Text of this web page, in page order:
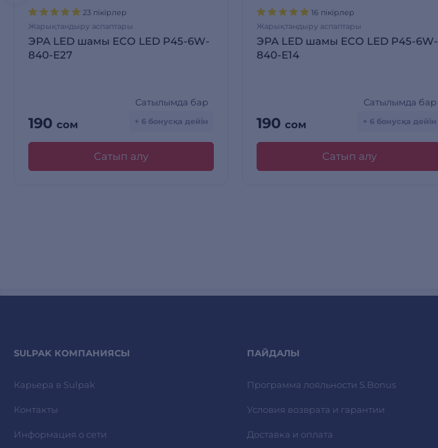
23 пікірлер
Жарықтандыру аспаптары
ЭРА LED шамы ECO LED Р45-6W-
840-E27
190 сом
Сатылымда бар
+ 6 бонусқа дейін
Сатып алу
16 пікірлер
Жарықтандыру аспаптары
ЭРА LED шамы ECO LED Р45-6W-
840-E14
190 сом
Сатылымда бар
+ 6 бонусқа дейін
Сатып алу
SULPAK КОМПАНИЯСЫ
Карьера в Sulpak
Контакты
Информация о сети
ПАЙДАЛЫ
Программа лояльности S.Bonus
Условия возврата и гарантии
Доставка и оплата